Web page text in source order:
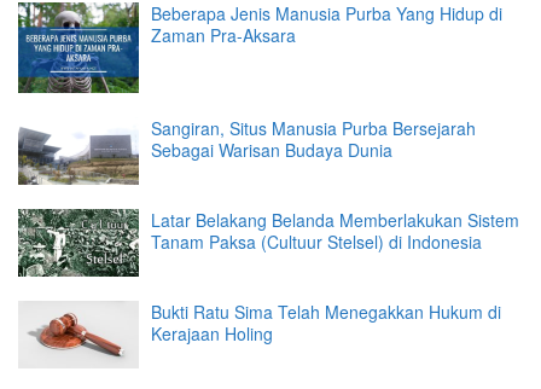
Beberapa Jenis Manusia Purba Yang Hidup di
Zaman Pra-Aksara
Sangiran, Situs Manusia Purba Bersejarah
Sebagai Warisan Budaya Dunia
Latar Belakang Belanda Memberlakukan Sistem
Tanam Paksa (Cultuur Stelsel) di Indonesia
Bukti Ratu Sima Telah Menegakkan Hukum di
Kerajaan Holing